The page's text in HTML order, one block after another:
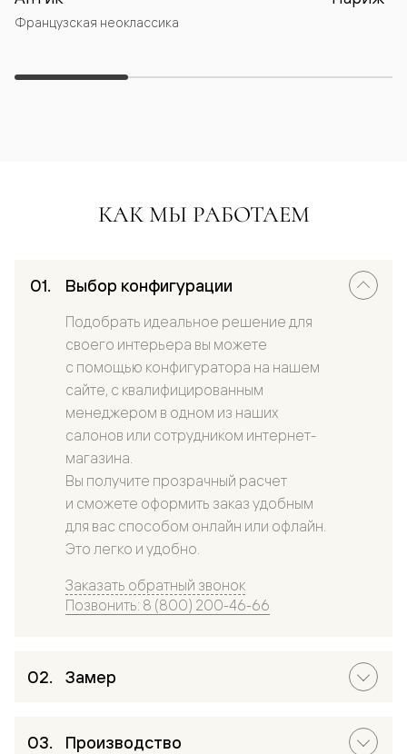
Французская неоклассика
КАК МЫ РАБОТАЕМ
Выбор конфигурации
Подобрать идеальное решение для
своего интерьера вы можете
с помощью конфигуратора на нашем
сайте, с квалифицированным
менеджером в одном из наших
салонов или сотрудником интернет-
магазина.
Вы получите прозрачный расчет
и сможете оформить заказ удобным
для вас способом онлайн или офлайн.
Это легко и удобно.
Заказать обратный звонок
Позвонить: 8 (800) 200-46-66
Замер
Производство